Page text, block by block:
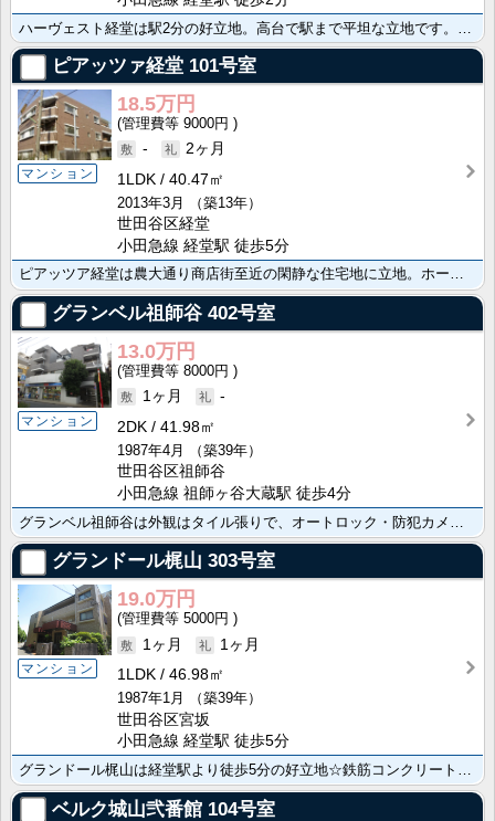
ピアッツァ経堂 101号室
マンション
18.5万円
9000円
-
2ヶ月
1LDK
40.47㎡
2013年3月
（築13年）
世田谷区経堂
小田急線 経堂駅 徒歩5分
ピアッツア経堂は農大通り商店街至近の閑静な住宅地に立地。ホームセキュリティー採用の防犯配慮型のマンシ･･･
グランベル祖師谷 402号室
マンション
13.0万円
8000円
1ヶ月
-
2DK
41.98㎡
1987年4月
（築39年）
世田谷区祖師谷
小田急線 祖師ヶ谷大蔵駅 徒歩4分
グランドール梶山 303号室
マンション
19.0万円
5000円
1ヶ月
1ヶ月
1LDK
46.98㎡
1987年1月
（築39年）
世田谷区宮坂
小田急線 経堂駅 徒歩5分
ベルク城山弐番館 104号室